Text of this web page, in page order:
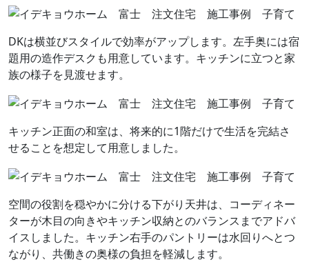
DKは横並びスタイルで効率がアップします。左手奥には宿
題用の造作デスクも用意しています。キッチンに立つと家
族の様子を見渡せます。
キッチン正面の和室は、将来的に1階だけで生活を完結さ
せることを想定して用意しました。
空間の役割を穏やかに分ける下がり天井は、コーディネー
ターが木目の向きやキッチン収納とのバランスまでアドバ
イスしました。キッチン右手のパントリーは水回りへとつ
ながり、共働きの奥様の負担を軽減します。